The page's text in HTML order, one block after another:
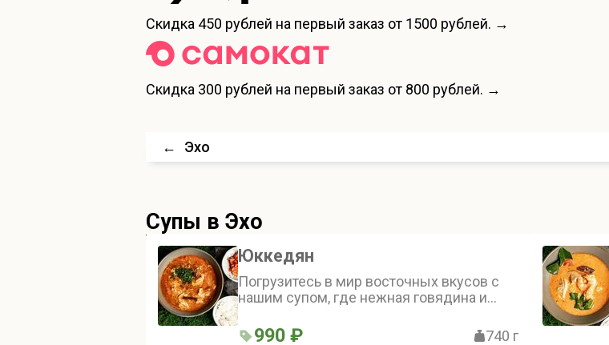
Скидка 450 рублей на первый заказ от 1500 рублей. →
Скидка 300 рублей на первый заказ от 800 рублей. →
← Эхо
Супы в Эхо
Юккедян
Погрузитесь в мир восточных вкусов с
нашим супом, где нежная говядина и
пикантностью кимчи и пасты кочудян, а
990 ₽ 740 г